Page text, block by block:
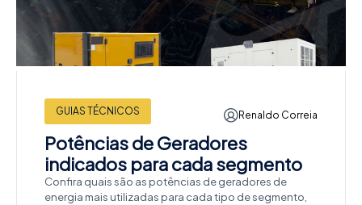
GUIAS TÉCNICOS Renaldo Correia
Potências de Geradores
indicados para cada segmento
Confira quais são as potências de geradores de
energia mais utilizadas para cada tipo de segmento,